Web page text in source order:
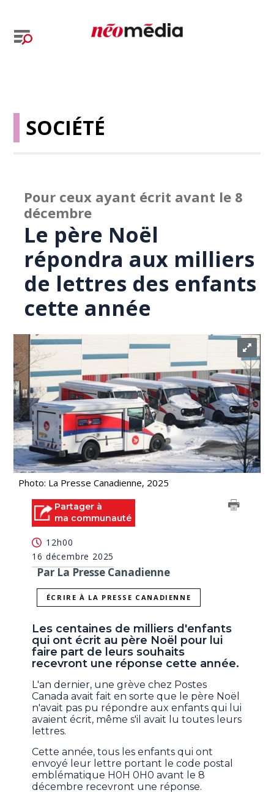
SOCIÉTÉ
Pour ceux ayant écrit avant le 8
décembre
Le père Noël
répondra aux milliers
de lettres des enfants
cette année
Photo: La Presse Canadienne, 2025
Partager à
ma communauté
12h00
16 décembre 2025
Par La Presse Canadienne
ÉCRIRE À LA PRESSE CANADIENNE
Les centaines de milliers d'enfants
qui ont écrit au père Noël pour lui
faire part de leurs souhaits
recevront une réponse cette année.
L'an dernier, une grève chez Postes
Canada avait fait en sorte que le père Noël
n'avait pas pu répondre aux enfants qui lui
avaient écrit, même s'il avait lu toutes leurs
lettres.
Cette année, tous les enfants qui ont
envoyé leur lettre portant le code postal
emblématique H0H 0H0 avant le 8
décembre recevront une réponse.